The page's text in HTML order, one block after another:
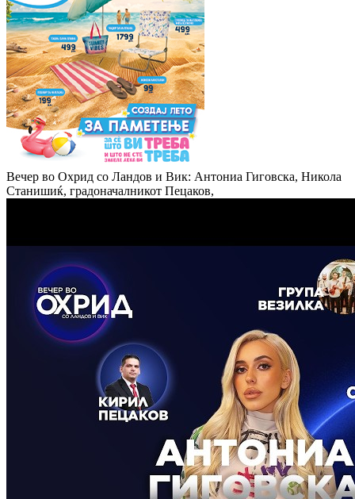
Вечер во Охрид со Ландов и Вик: Антониа Гиговска, Никола
Станишиќ, градоначалникот Пецаков,